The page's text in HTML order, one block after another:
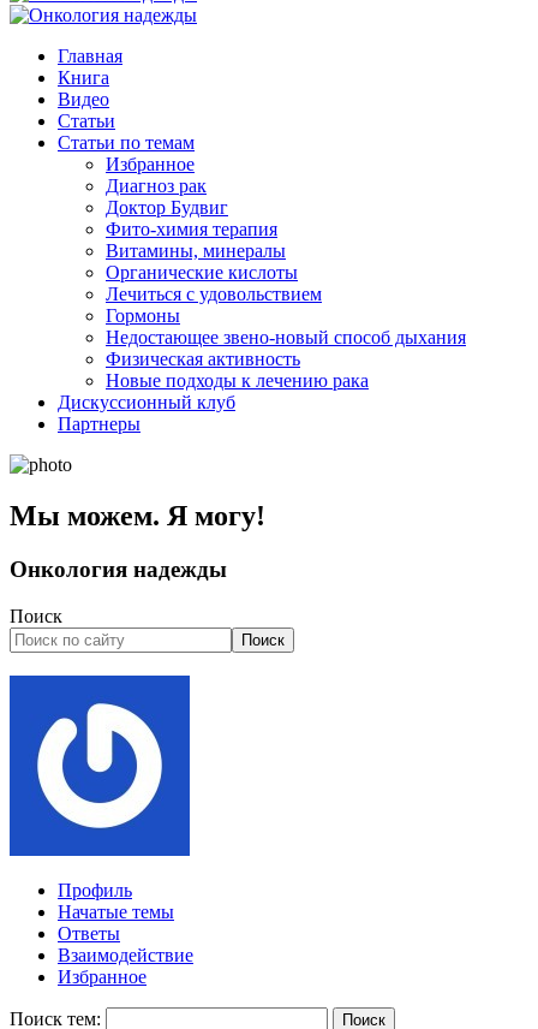
Главная
Книга
Видео
Статьи
Статьи по темам
Избранное
Диагноз рак
Доктор Будвиг
Фито-химия терапия
Витамины, минералы
Органические кислоты
Лечиться с удовольствием
Гормоны
Недостающее звено-новый способ дыхания
Физическая активность
Новые подходы к лечению рака
Дискуссионный клуб
Партнеры
Мы можем. Я могу!
Онкология надежды
Поиск
Поиск
Профиль
Начатые темы
Ответы
Взаимодействие
Избранное
Поиск тем: